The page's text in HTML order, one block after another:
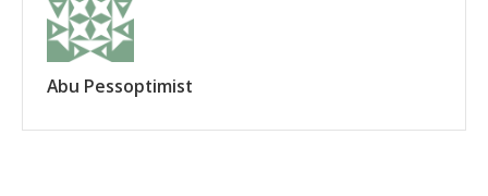
Abu Pessoptimist